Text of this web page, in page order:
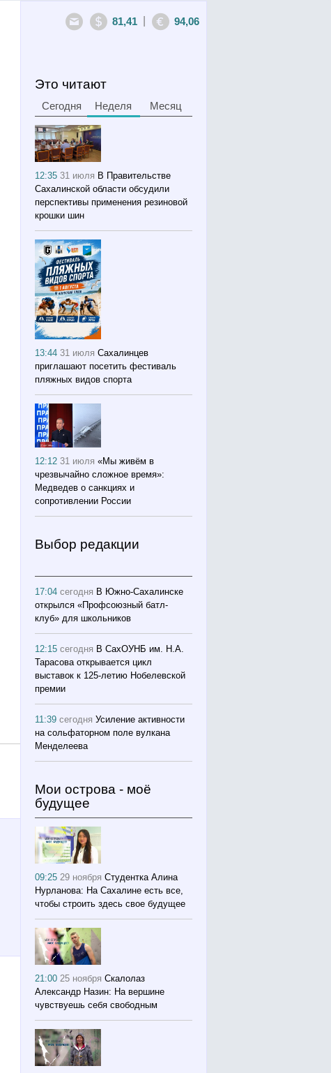
81,41 94,06
Это читают
Сегодня Неделя Месяц
12:3531 июля В Правительстве
Сахалинской области обсудили
перспективы применения резиновой
крошки шин
13:4431 июля Сахалинцев
приглашают посетить фестиваль
пляжных видов спорта
12:1231 июля «Мы живём в
чрезвычайно сложное время»:
Медведев о санкциях и
сопротивлении России
Выбор редакции
17:04сегодня В Южно-Сахалинске
открылся «Профсоюзный батл-
клуб» для школьников
12:15сегодня В СахОУНБ им. Н.А.
Тарасова открывается цикл
выставок к 125-летию Нобелевской
премии
11:39сегодня Усиление активности
на сольфаторном поле вулкана
Менделеева
Мои острова - моё
будущее
09:2529 ноября Студентка Алина
Нурланова: На Сахалине есть все,
чтобы строить здесь свое будущее
21:0025 ноября Скалолаз
Александр Назин: На вершине
чувствуешь себя свободным